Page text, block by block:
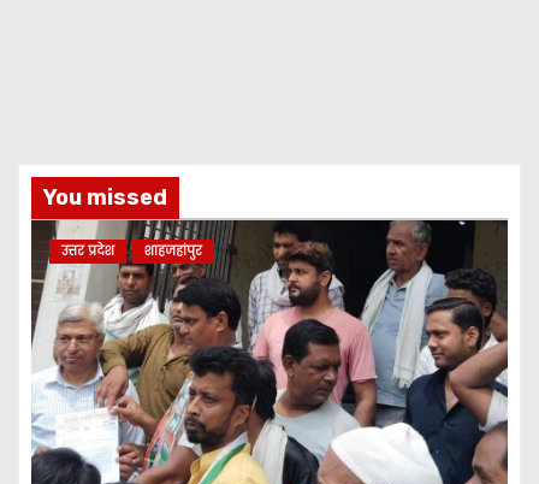
You missed
उत्तर प्रदेश शाहजहांपुर